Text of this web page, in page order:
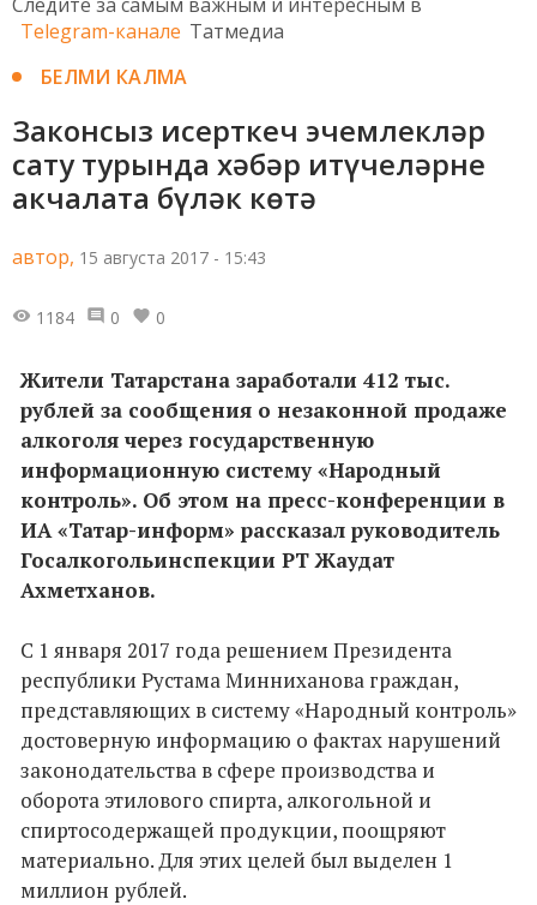
Telegram-канале Татмедиа
БЕЛМИ КАЛМА
Законсыз исерткеч эчемлекләр
сату турында хәбәр итүчеләрне
акчалата бүләк көтә
автор, 15 августа 2017 - 15:43
1184 0 0
Жители Татарстана заработали 412 тыс.
рублей за сообщения о незаконной продаже
алкоголя через государственную
информационную систему «Народный
контроль». Об этом на пресс-конференции в
ИА «Татар-информ» рассказал руководитель
Госалкогольинспекции РТ Жаудат
Ахметханов.
С 1 января 2017 года решением Президента
республики Рустама Минниханова граждан,
представляющих в систему «Народный контроль»
достоверную информацию о фактах нарушений
законодательства в сфере производства и
оборота этилового спирта, алкогольной и
спиртосодержащей продукции, поощряют
материально. Для этих целей был выделен 1
миллион рублей.